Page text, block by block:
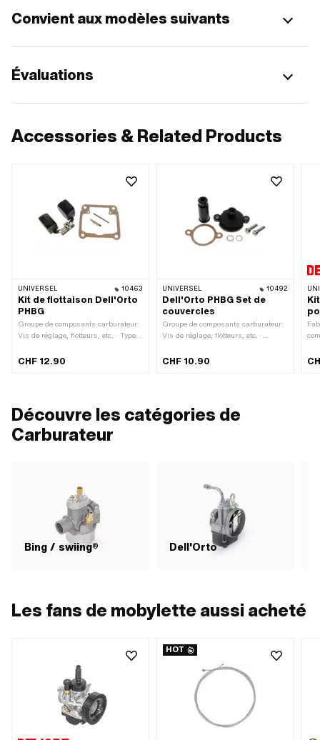
Convient aux modèles suivants
Évaluations
Accessories & Related Products
UNIVERSEL 10463
Kit de flottaison Dell'Orto
PHBG
Groupe de composants carburateur:
Vis de réglage, flotteurs, etc. · Type
CHF 12.90
UNIVERSEL 10492
Dell'Orto PHBG Set de
couvercles
Groupe de composants carburateur:
Vis de réglage, flotteurs, etc. ·
carburateur: PHBG · Type de
CHF 10.90
Découvre les catégories de
Carburateur
Bing / swiing® Dell'Orto
Les fans de mobylette aussi acheté
HOT